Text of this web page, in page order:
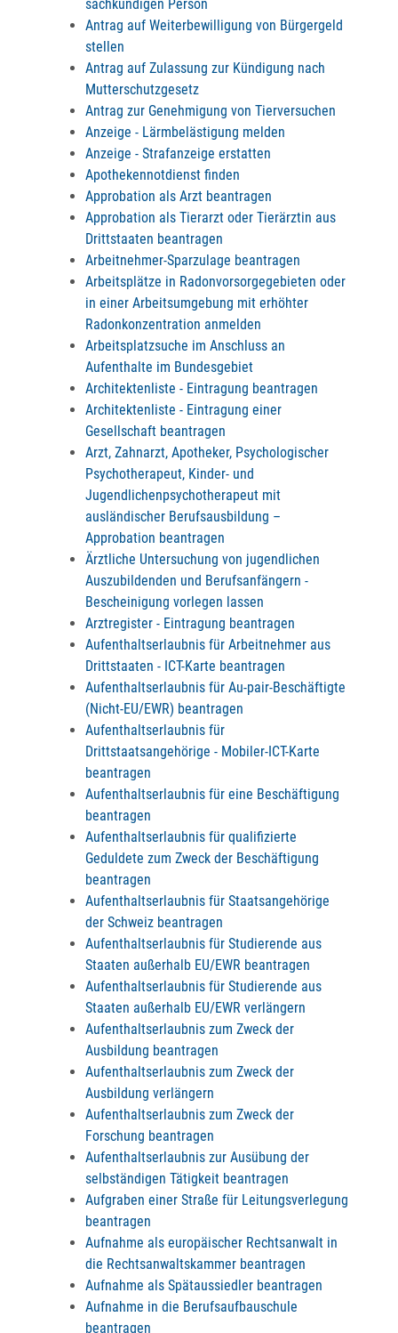
sachkundigen Person
Antrag auf Weiterbewilligung von Bürgergeld
stellen
Antrag auf Zulassung zur Kündigung nach
Mutterschutzgesetz
Antrag zur Genehmigung von Tierversuchen
Anzeige - Lärmbelästigung melden
Anzeige - Strafanzeige erstatten
Apothekennotdienst finden
Approbation als Arzt beantragen
Approbation als Tierarzt oder Tierärztin aus
Drittstaaten beantragen
Arbeitnehmer-Sparzulage beantragen
Arbeitsplätze in Radonvorsorgegebieten oder
in einer Arbeitsumgebung mit erhöhter
Radonkonzentration anmelden
Arbeitsplatzsuche im Anschluss an
Aufenthalte im Bundesgebiet
Architektenliste - Eintragung beantragen
Architektenliste - Eintragung einer
Gesellschaft beantragen
Arzt, Zahnarzt, Apotheker, Psychologischer
Psychotherapeut, Kinder- und
Jugendlichenpsychotherapeut mit
ausländischer Berufsausbildung –
Approbation beantragen
Ärztliche Untersuchung von jugendlichen
Auszubildenden und Berufsanfängern -
Bescheinigung vorlegen lassen
Arztregister - Eintragung beantragen
Aufenthaltserlaubnis für Arbeitnehmer aus
Drittstaaten - ICT-Karte beantragen
Aufenthaltserlaubnis für Au-pair-Beschäftigte
(Nicht-EU/EWR) beantragen
Aufenthaltserlaubnis für
Drittstaatsangehörige - Mobiler-ICT-Karte
beantragen
Aufenthaltserlaubnis für eine Beschäftigung
beantragen
Aufenthaltserlaubnis für qualifizierte
Geduldete zum Zweck der Beschäftigung
beantragen
Aufenthaltserlaubnis für Staatsangehörige
der Schweiz beantragen
Aufenthaltserlaubnis für Studierende aus
Staaten außerhalb EU/EWR beantragen
Aufenthaltserlaubnis für Studierende aus
Staaten außerhalb EU/EWR verlängern
Aufenthaltserlaubnis zum Zweck der
Ausbildung beantragen
Aufenthaltserlaubnis zum Zweck der
Ausbildung verlängern
Aufenthaltserlaubnis zum Zweck der
Forschung beantragen
Aufenthaltserlaubnis zur Ausübung der
selbständigen Tätigkeit beantragen
Aufgraben einer Straße für Leitungsverlegung
beantragen
Aufnahme als europäischer Rechtsanwalt in
die Rechtsanwaltskammer beantragen
Aufnahme als Spätaussiedler beantragen
Aufnahme in die Berufsaufbauschule
beantragen